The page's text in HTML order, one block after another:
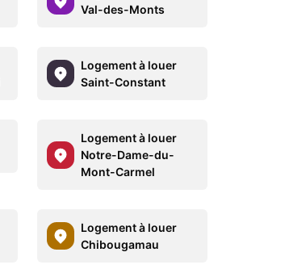
Val-des-Monts
Logement à louer
Saint-Constant
Logement à louer
Notre-Dame-du-
Mont-Carmel
Logement à louer
Chibougamau